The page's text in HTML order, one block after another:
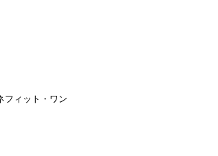
フィット・ワン